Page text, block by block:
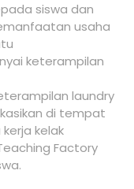
siswa dan
usaha
keterampilan
laundry
di tempat
kelak
Factory